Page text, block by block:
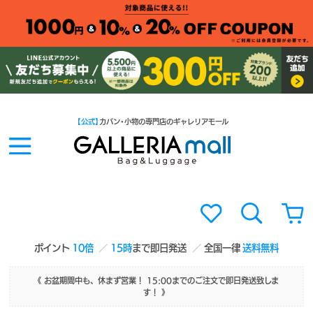
ポイント 10倍 15時まで即日発送 全国一律送料無料
【公式】 カバン・小物の専門店のギャレリアモール
《 お盆期間中も、休まず営業！ 15:00までのご注文で即日発送致しま
す！ 》